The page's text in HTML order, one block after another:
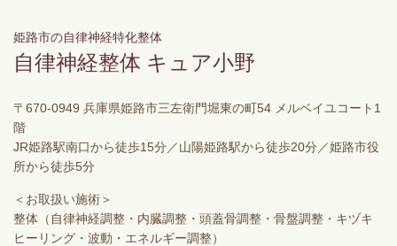
姫路市の自律神経特化整体
自律神経整体 キュア小野
〒670-0949 兵庫県姫路市三左衛門堀東の町54 メルベイユコート1
階
JR姫路駅南口から徒歩15分／山陽姫路駅から徒歩20分／姫路市役
所から徒歩5分
＜お取扱い施術＞
整体（自律神経調整・内臓調整・頭蓋骨調整・骨盤調整・キヅキ
ヒーリング・波動・エネルギー調整）